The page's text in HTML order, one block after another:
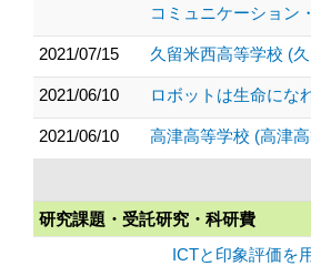
コミュニケーション
2021/07/15 久留米西高等学校 (
2021/06/10 ロボットは生命にな
2021/06/10 高津高等学校 (高津
研究課題・受託研究・科研費
ICTと印象評価を